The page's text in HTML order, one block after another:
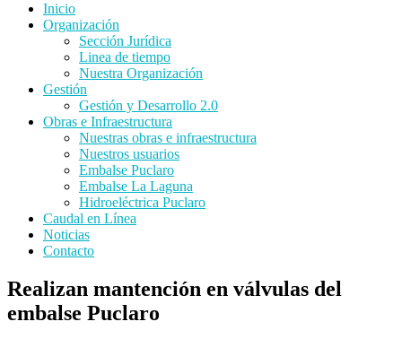
Inicio
Organización
Sección Jurídica
Linea de tiempo
Nuestra Organización
Gestión
Gestión y Desarrollo 2.0
Obras e Infraestructura
Nuestras obras e infraestructura
Nuestros usuarios
Embalse Puclaro
Embalse La Laguna
Hidroeléctrica Puclaro
Caudal en Línea
Noticias
Contacto
Realizan mantención en válvulas del
embalse Puclaro